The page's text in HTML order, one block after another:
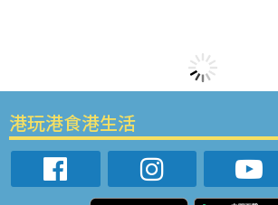
港玩港食港生活